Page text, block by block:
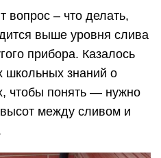
вопрос – что делать,
выше уровня слива
прибора. Казалось
школьных знаний о
чтобы понять — нужно
между сливом и